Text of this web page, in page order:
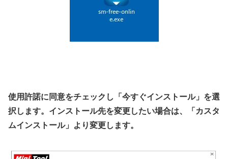
使用許諾に同意をチェックし「今すぐインストール」を選
択します。インストール先を変更したい場合は、「カスタ
ムインストール」より変更します。